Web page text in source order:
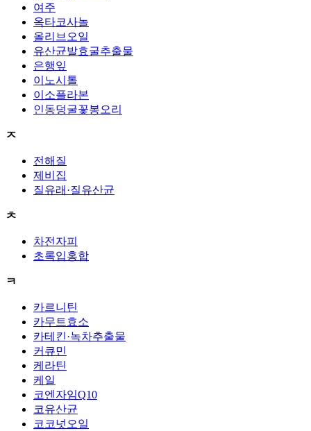
여주
옥타코사놀
올리브오일
유산균발효굴추출물
은행잎
이노시톨
이소플라본
인동덩굴꽃봉오리
ㅈ
전해질
제비집
질유래·질유산균
ㅊ
차전자피
초록입홍합
ㅋ
카르니틴
카무트효소
카테킨·녹차추출물
커큐민
케라틴
케일
코엔자임Q10
코유산균
코코넛오일